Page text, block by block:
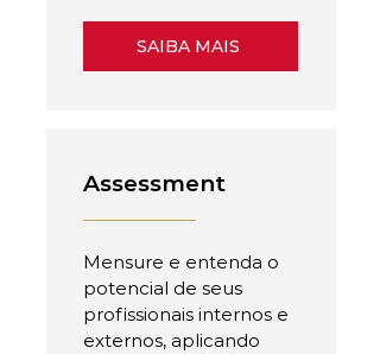
SAIBA MAIS
Assessment
Mensure e entenda o
potencial de seus
profissionais internos e
externos, aplicando